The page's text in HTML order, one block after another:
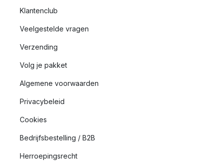
Klantenclub
Veelgestelde vragen
Verzending
Volg je pakket
Algemene voorwaarden
Privacybeleid
Cookies
Bedrijfsbestelling / B2B
Herroepingsrecht